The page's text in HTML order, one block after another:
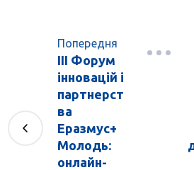
Попередня
ІІІ Форум
інновацій і
партнерст
ва
Еразмус+
Молодь:
онлайн-